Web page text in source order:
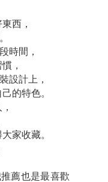
西，
時間，
，
設計上，
的特色。
家收藏。
薦也是最喜歡